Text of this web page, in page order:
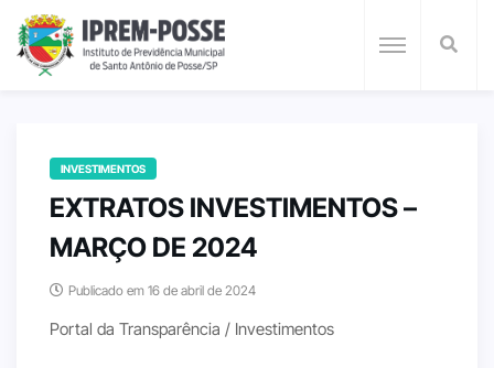
INVESTIMENTOS
EXTRATOS INVESTIMENTOS –
MARÇO DE 2024
Publicado em 16 de abril de 2024
Portal da Transparência / Investimentos